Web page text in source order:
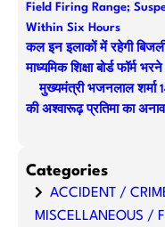
Field Firing Range;
Within Six Hours
कल इन इलाकों में रहेगी बिजली
माध्यमिक शिक्षा बोर्ड फॉर्म
मुख्यमंत्री भजनलाल शर्मा
की अश्वारूढ़ प्रतिमा का
Categories
ACCIDENT /
MISCELLANEOUS /